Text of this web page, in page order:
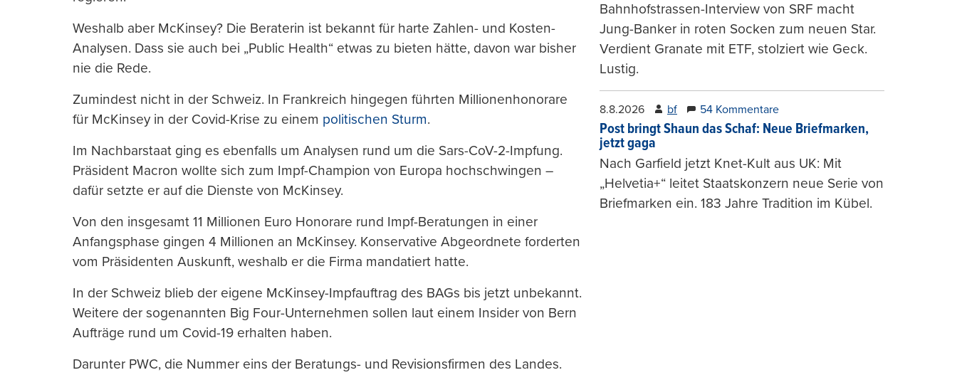
Weshalb aber McKinsey? Die Beraterin ist bekannt für harte Zahlen- und Kosten-
Analysen. Dass sie auch bei „Public Health“ etwas zu bieten hätte, davon war bisher
nie die Rede.
Zumindest nicht in der Schweiz. In Frankreich hingegen führten Millionenhonorare
für McKinsey in der Covid-Krise zu einem politischen Sturm.
Im Nachbarstaat ging es ebenfalls um Analysen rund um die Sars-CoV-2-Impfung.
Präsident Macron wollte sich zum Impf-Champion von Europa hochschwingen –
dafür setzte er auf die Dienste von McKinsey.
Von den insgesamt 11 Millionen Euro Honorare rund Impf-Beratungen in einer
Anfangsphase gingen 4 Millionen an McKinsey. Konservative Abgeordnete forderten
vom Präsidenten Auskunft, weshalb er die Firma mandatiert hatte.
In der Schweiz blieb der eigene McKinsey-Impfauftrag des BAGs bis jetzt unbekannt.
Weitere der sogenannten Big Four-Unternehmen sollen laut einem Insider von Bern
Aufträge rund um Covid-19 erhalten haben.
Darunter PWC, die Nummer eins der Beratungs- und Revisionsfirmen des Landes.
Bahnhofstrassen-Interview von SRF macht
Jung-Banker in roten Socken zum neuen Star.
Verdient Granate mit ETF, stolziert wie Geck.
Lustig.
8.8.2026 bf 54 Kommentare
Post bringt Shaun das Schaf: Neue Briefmarken,
jetzt gaga
Nach Garfield jetzt Knet-Kult aus UK: Mit
„Helvetia+“ leitet Staatskonzern neue Serie von
Briefmarken ein. 183 Jahre Tradition im Kübel.